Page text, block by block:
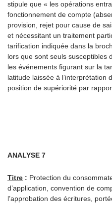
stipule que « les opérations
fonctionnement de compte
provision, rejet pour cause de
et nécessitant un traitement
tarification indiquée dans la
lors que sont seuls susceptibles
les événements figurant sur la
latitude laissée à l’interprétation
position de supériorité par
ANALYSE 7
Titre : Protection du
d’application, convention de
l’approbation des écritures,